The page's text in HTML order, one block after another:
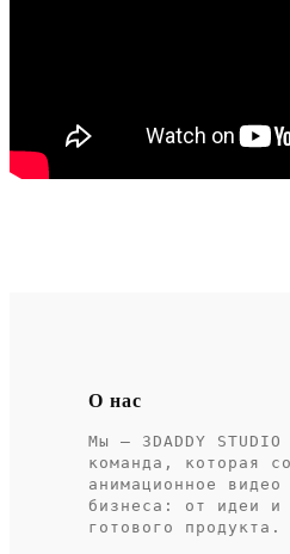
О нас
Мы – 3DADDY
команда, которая
анимационное
бизнеса: от идеи и
готового продукта.